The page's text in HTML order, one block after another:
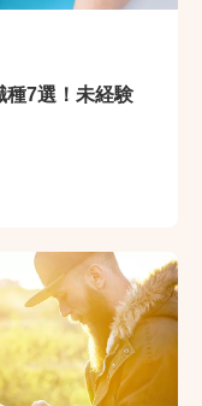
種7選！未経験